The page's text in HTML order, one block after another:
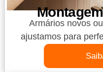
Armários novos
ajustamos para